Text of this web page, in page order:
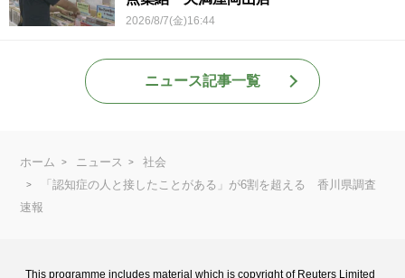
2026/8/7(金)16:44
ニュース記事一覧
ホーム ニュース
社会
「認知症の人と接したことがある」が6割を超える 香川県調査
速報
This programme includes material which is copyright of Reuters Limited